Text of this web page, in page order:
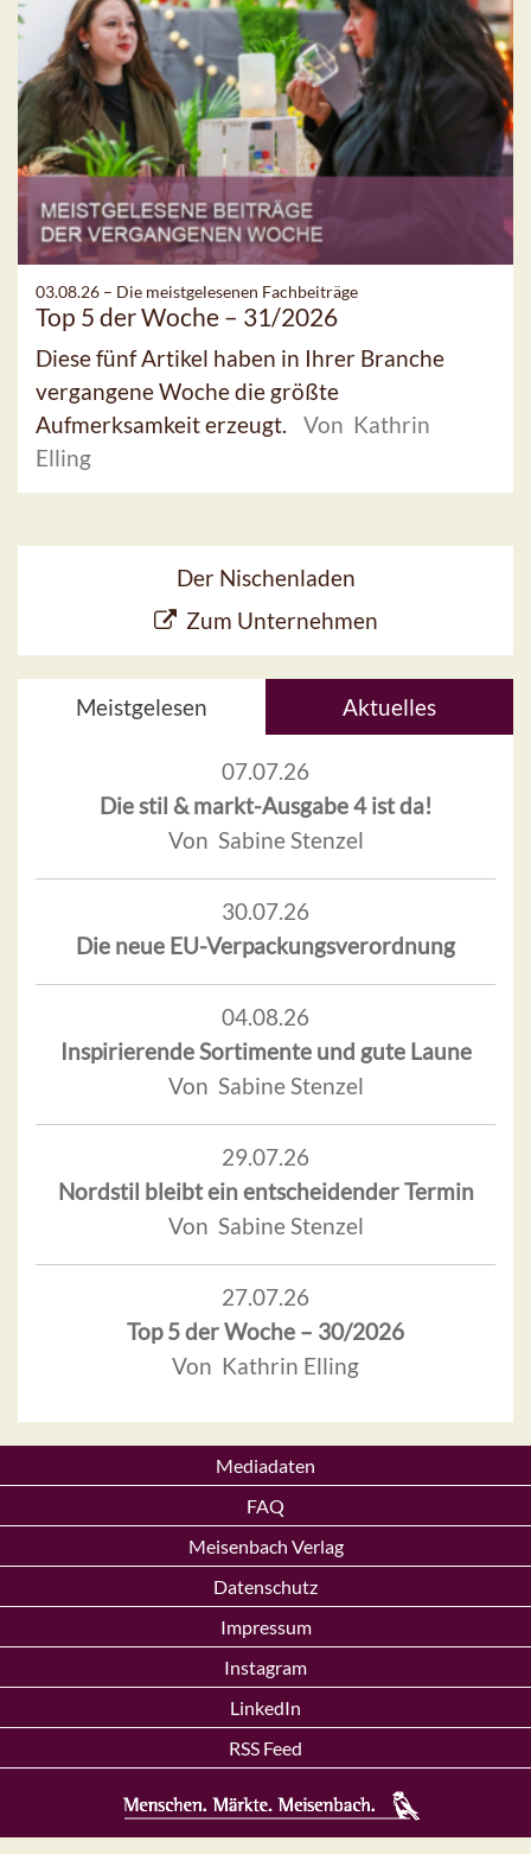
03.08.26 – Die meistgelesenen Fachbeiträge
Top 5 der Woche – 31/2026
Diese fünf Artikel haben in Ihrer Branche
vergangene Woche die größte
Aufmerksamkeit erzeugt.
Von Kathrin
Elling
Der Nischenladen
Zum Unternehmen
Meistgelesen Aktuelles
07.07.26
Die stil & markt-Ausgabe 4 ist da!
Von Sabine Stenzel
30.07.26
Die neue EU-Verpackungsverordnung
04.08.26
Inspirierende Sortimente und gute Laune
Von Sabine Stenzel
29.07.26
Nordstil bleibt ein entscheidender Termin
Von Sabine Stenzel
27.07.26
Top 5 der Woche – 30/2026
Von Kathrin Elling
Mediadaten
FAQ
Meisenbach Verlag
Datenschutz
Impressum
Instagram
LinkedIn
RSS Feed